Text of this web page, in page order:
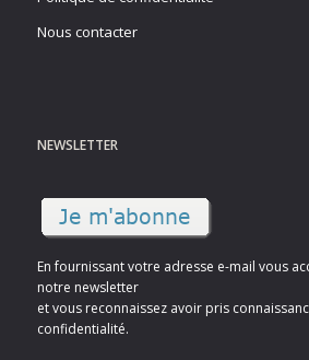
Nous contacter
NEWSLETTER
En fournissant votre adresse e-mail vous
notre newsletter
et vous reconnaissez avoir pris
confidentialité.